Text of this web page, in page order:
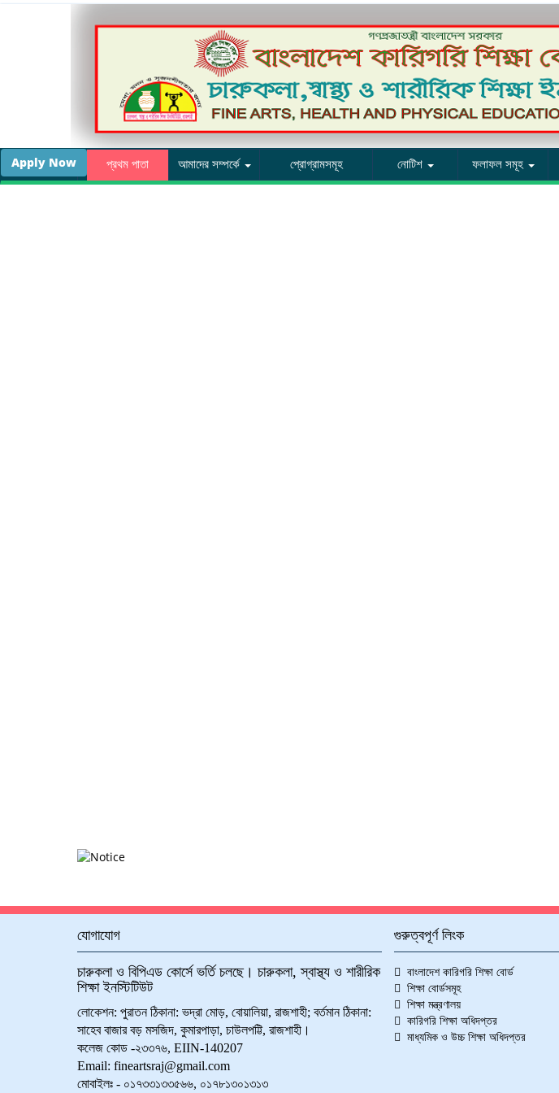
Apply Now প্রথম পাতা আমাদের সম্পর্কে প্রোগ্রামসমূহ নোটিশ ফলাফল সমূহ
যোগাযোগ
চারুকলা ও বিপিএড কোর্সে ভর্তি চলছে। চারুকলা, স্বাস্থ্য ও শারীরিক
শিক্ষা ইনস্টিটিউট
লোকেশন: পুরাতন ঠিকানা: ভদ্রা মোড়, বোয়ালিয়া, রাজশাহী; বর্তমান ঠিকানা:
সাহেব বাজার বড় মসজিদ, কুমারপাড়া, চাউলপট্টি, রাজশাহী।
কলেজ কোড -২৩৩৭৬, EIIN-140207
Email: fineartsraj@gmail.com
মোবাইলঃ - ০১৭৩৩১৩৩৫৬৬, ০১৭৮১৩০১৩১৩
গুরুত্বপূর্ণ লিংক
বাংলাদেশ কারিগরি শিক্ষা বোর্ড
শিক্ষা বোর্ডসমূহ
শিক্ষা মন্ত্রণালয়
কারিগরি শিক্ষা অধিদপ্তর
মাধ্যমিক ও উচ্চ শিক্ষা অধিদপ্তর